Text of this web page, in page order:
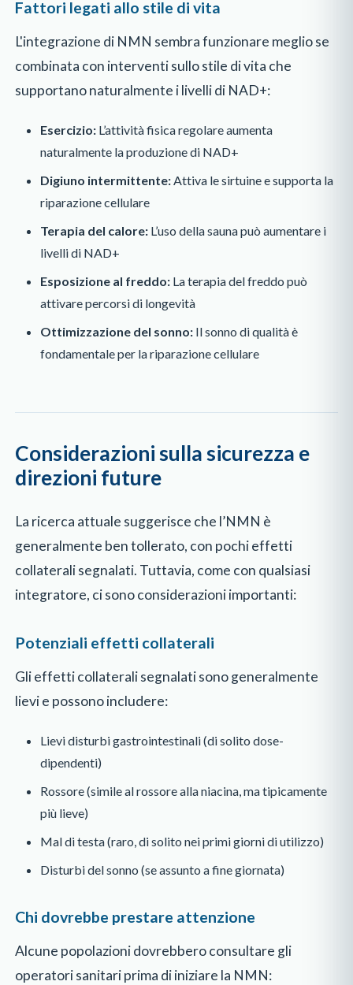
Fattori legati allo stile di vita
L'integrazione di NMN sembra funzionare meglio se
combinata con interventi sullo stile di vita che
supportano naturalmente i livelli di NAD+:
Esercizio: L’attività fisica regolare aumenta
naturalmente la produzione di NAD+
Digiuno intermittente:Attiva le sirtuine e supporta la
riparazione cellulare
Terapia del calore: L’uso della sauna può aumentare i
livelli di NAD+
Esposizione al freddo: La terapia del freddo può
attivare percorsi di longevità
Ottimizzazione del sonno: Il sonno di qualità è
fondamentale per la riparazione cellulare
Considerazioni sulla sicurezza e
direzioni future
La ricerca attuale suggerisce che l’NMN è
generalmente ben tollerato, con pochi effetti
collaterali segnalati. Tuttavia, come con qualsiasi
integratore, ci sono considerazioni importanti:
Potenziali effetti collaterali
Gli effetti collaterali segnalati sono generalmente
lievi e possono includere:
Lievi disturbi gastrointestinali (di solito dose-
dipendenti)
Rossore (simile al rossore alla niacina, ma tipicamente
più lieve)
Mal di testa (raro, di solito nei primi giorni di utilizzo)
Disturbi del sonno (se assunto a fine giornata)
Chi dovrebbe prestare attenzione
Alcune popolazioni dovrebbero consultare gli
operatori sanitari prima di iniziare la NMN: